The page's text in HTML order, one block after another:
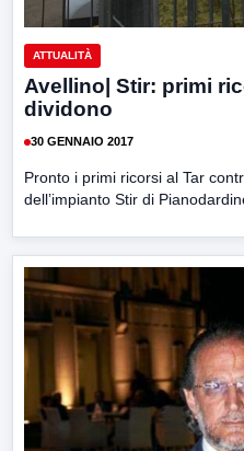
ATTUALITÀ
Avellino| Stir: primi
dividono
30 GENNAIO 2017
Pronto i primi ricorsi al Tar
dell’impianto Stir di